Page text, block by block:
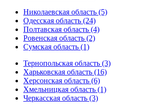
Николаевская область (5)
Одесская область (24)
Полтавская область (4)
Ровенская область (2)
Сумская область (1)
Тернопольская область (3)
Харьковская область (16)
Херсонская область (6)
Хмельницкая область (1)
Черкасская область (3)